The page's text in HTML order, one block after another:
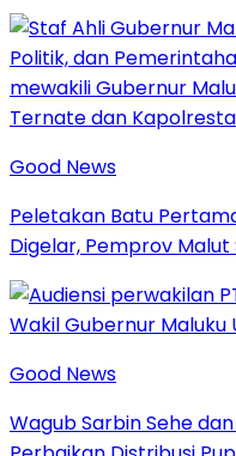
Good News
Peletakan Batu
Digelar, Pemprov
Good News
Wagub Sarbin Sehe